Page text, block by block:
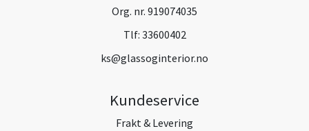
Org. nr. 919074035
Tlf: 33600402
ks@glassoginterior.no
Kundeservice
Frakt & Levering